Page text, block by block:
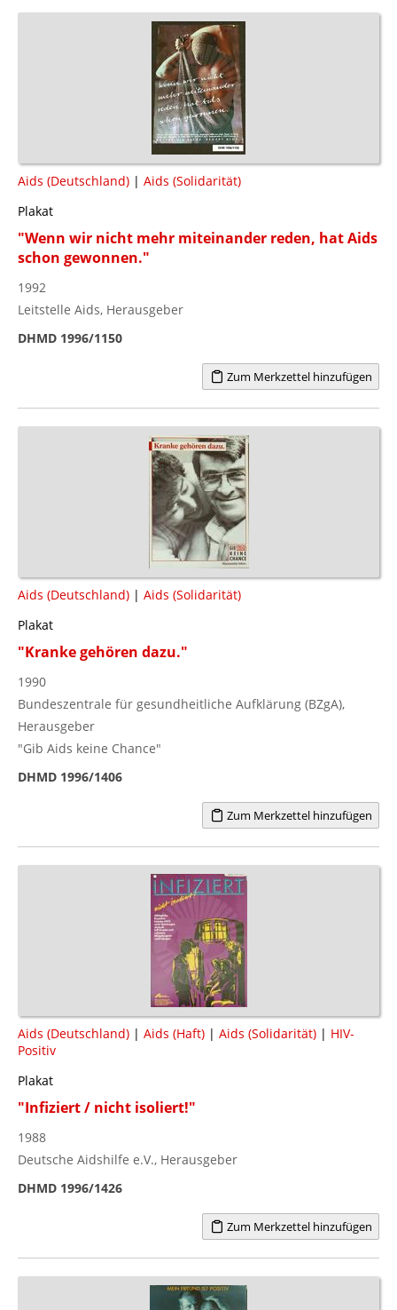
Aids (Deutschland) | Aids (Solidarität)
Plakat
"Wenn wir nicht mehr miteinander reden, hat Aids
schon gewonnen."
1992
Leitstelle Aids, Herausgeber
DHMD 1996/1150
Zum Merkzettel hinzufügen
Aids (Deutschland) | Aids (Solidarität)
Plakat
"Kranke gehören dazu."
1990
Bundeszentrale für gesundheitliche Aufklärung (BZgA),
Herausgeber
"Gib Aids keine Chance"
DHMD 1996/1406
Zum Merkzettel hinzufügen
Aids (Deutschland) | Aids (Haft) | Aids (Solidarität) | HIV-
Positiv
Plakat
"Infiziert / nicht isoliert!"
1988
Deutsche Aidshilfe e.V., Herausgeber
DHMD 1996/1426
Zum Merkzettel hinzufügen